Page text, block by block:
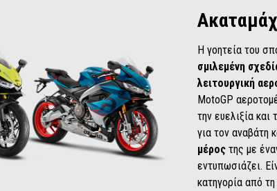
Η γοητεία του
σμιλεμένη
λειτουργική
MotoGP
την ευελιξία
για τον αναβάτη
μέρος της με
εντυπωσιάζει.
κατηγορία από τη